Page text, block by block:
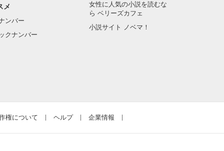
メ
ンバー
クナンバー
女性に人気の小説を読むな
ら ベリーズカフェ
小説サイト ノベマ！
権について ヘルプ 企業情報